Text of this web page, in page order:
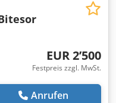
EUR 2’500
Festpreis zzgl. MwSt.
Anrufen